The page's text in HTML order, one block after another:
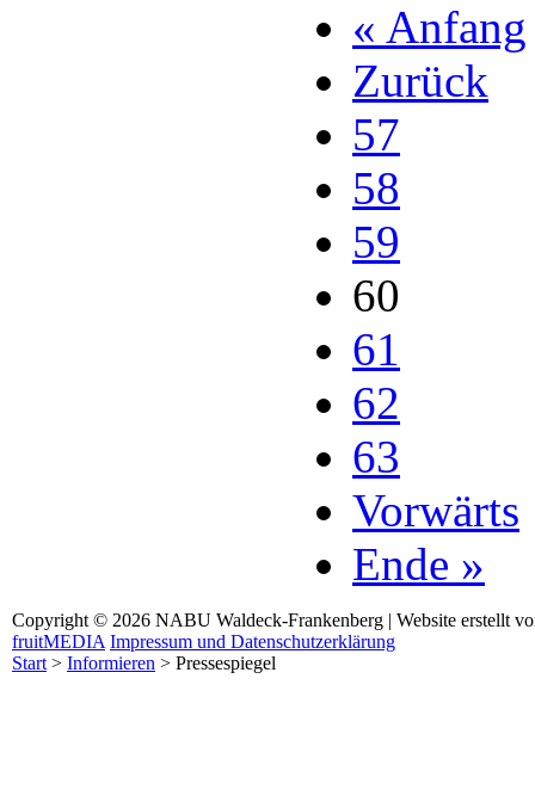
« Anfang
Zurück
57
58
59
60
61
62
63
Vorwärts
Ende »
Copyright © 2026 NABU Waldeck-Frankenberg | Website erstellt
fruitMEDIA Impressum und Datenschutzerklärung
Start > Informieren > Pressespiegel